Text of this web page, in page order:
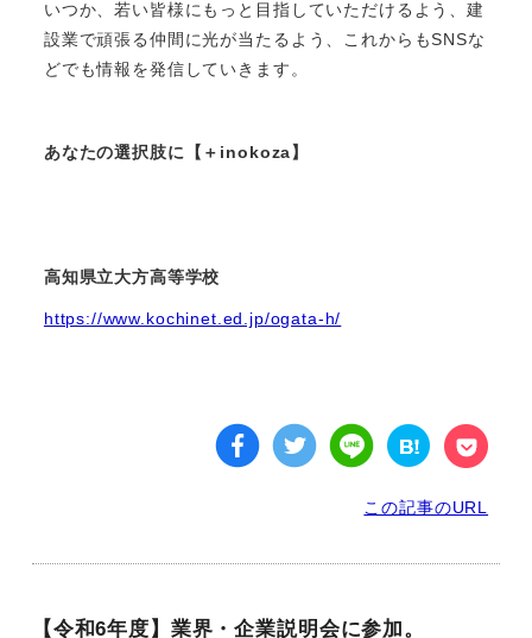
いつか、若い皆様にもっと目指していただけるよう、建
設業で頑張る仲間に光が当たるよう、これからもSNSな
どでも情報を発信していきます。
あなたの選択肢に【＋inokoza】
高知県立大方高等学校
https://www.kochinet.ed.jp/ogata-h/
この記事のURL
【令和6年度】業界・企業説明会に参加。